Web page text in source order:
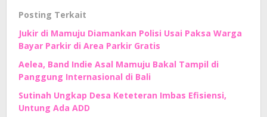
Posting Terkait
Jukir di Mamuju Diamankan Polisi Usai Paksa Warga
Bayar Parkir di Area Parkir Gratis
Aelea, Band Indie Asal Mamuju Bakal Tampil di
Panggung Internasional di Bali
Sutinah Ungkap Desa Keteteran Imbas Efisiensi,
Untung Ada ADD